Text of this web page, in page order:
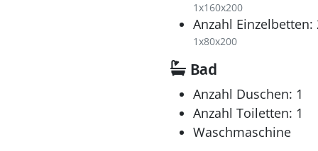
1x160x200
Anzahl Einzelbetten:
1x80x200
Bad
Anzahl Duschen: 1
Anzahl Toiletten: 1
Waschmaschine